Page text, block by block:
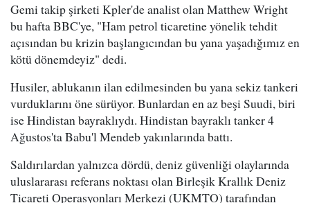
Gemi takip şirketi Kpler'de analist olan Matthew Wright
bu hafta BBC'ye, "Ham petrol ticaretine yönelik tehdit
açısından bu krizin başlangıcından bu yana yaşadığımız en
kötü dönemdeyiz" dedi.
Husiler, ablukanın ilan edilmesinden bu yana sekiz tankeri
vurduklarını öne sürüyor. Bunlardan en az beşi Suudi, biri
ise Hindistan bayraklıydı. Hindistan bayraklı tanker 4
Ağustos'ta Babu'l Mendeb yakınlarında battı.
Saldırılardan yalnızca dördü, deniz güvenliği olaylarında
uluslararası referans noktası olan Birleşik Krallık Deniz
Ticareti Operasyonları Merkezi (UKMTO) tarafından